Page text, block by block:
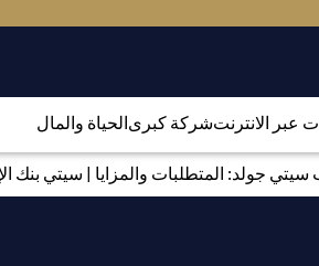
عبر الانترنتشركة كبرىالحياة والمال
جولد: المتطلبات والمزايا | سيتي بنك